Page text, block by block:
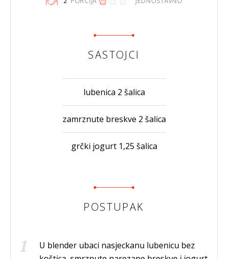
SASTOJCI
lubenica 2 šalica
zamrznute breskve 2 šalica
grčki jogurt 1,25 šalica
POSTUPAK
U blender ubaci nasjeckanu lubenicu bez